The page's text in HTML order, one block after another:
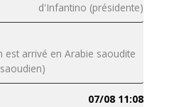
d'Infantino (présidente)
est arrivé en Arabie saoudite
07/08 11:08